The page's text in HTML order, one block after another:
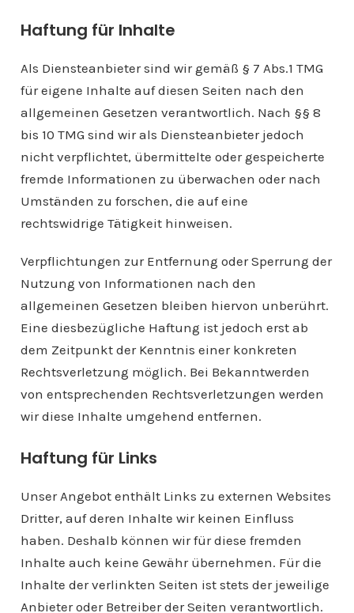
Haftung für Inhalte
Als Diensteanbieter sind wir gemäß § 7 Abs.1 TMG
für eigene Inhalte auf diesen Seiten nach den
allgemeinen Gesetzen verantwortlich. Nach §§ 8
bis 10 TMG sind wir als Diensteanbieter jedoch
nicht verpflichtet, übermittelte oder gespeicherte
fremde Informationen zu überwachen oder nach
Umständen zu forschen, die auf eine
rechtswidrige Tätigkeit hinweisen.
Verpflichtungen zur Entfernung oder Sperrung der
Nutzung von Informationen nach den
allgemeinen Gesetzen bleiben hiervon unberührt.
Eine diesbezügliche Haftung ist jedoch erst ab
dem Zeitpunkt der Kenntnis einer konkreten
Rechtsverletzung möglich. Bei Bekanntwerden
von entsprechenden Rechtsverletzungen werden
wir diese Inhalte umgehend entfernen.
Haftung für Links
Unser Angebot enthält Links zu externen Websites
Dritter, auf deren Inhalte wir keinen Einfluss
haben. Deshalb können wir für diese fremden
Inhalte auch keine Gewähr übernehmen. Für die
Inhalte der verlinkten Seiten ist stets der jeweilige
Anbieter oder Betreiber der Seiten verantwortlich.